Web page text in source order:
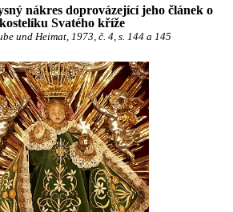
nákres doprovázející jeho článek o
kostelíku Svatého kříže
und Heimat, 1973, č. 4, s. 144 a 145